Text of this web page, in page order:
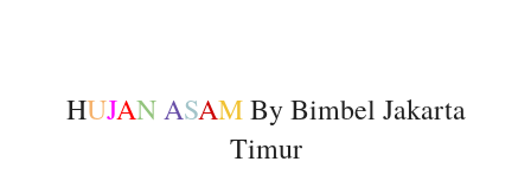
HUJANASAMBy Bimbel Jakarta
Timur